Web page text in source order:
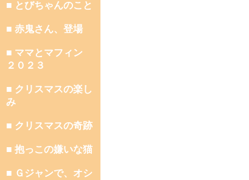
■ とびちゃんのこと
■ 赤鬼さん、登場
■ ママとマフィン
２０２３
■ クリスマスの楽し
み
■ クリスマスの奇跡
■ 抱っこの嫌いな猫
■ Ｇジャンで、オシ